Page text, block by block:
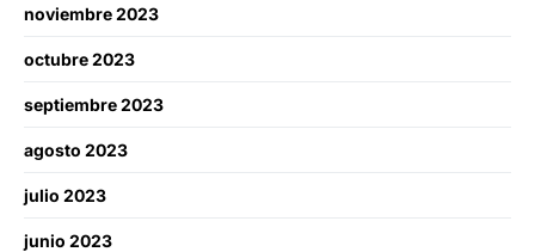
noviembre 2023
octubre 2023
septiembre 2023
agosto 2023
julio 2023
junio 2023